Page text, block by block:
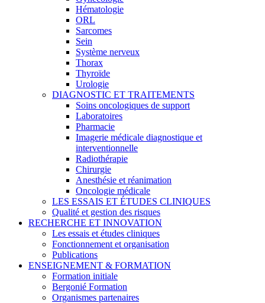
Hématologie
ORL
Sarcomes
Sein
Système nerveux
Thorax
Thyroïde
Urologie
DIAGNOSTIC ET TRAITEMENTS
Soins oncologiques de support
Laboratoires
Pharmacie
Imagerie médicale diagnostique et
interventionnelle
Radiothérapie
Chirurgie
Anesthésie et réanimation
Oncologie médicale
LES ESSAIS ET ÉTUDES CLINIQUES
Qualité et gestion des risques
RECHERCHE ET INNOVATION
Les essais et études cliniques
Fonctionnement et organisation
Publications
ENSEIGNEMENT & FORMATION
Formation initiale
Bergonié Formation
Organismes partenaires